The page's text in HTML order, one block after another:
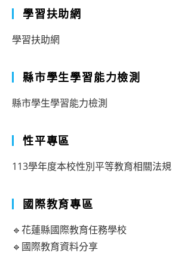
學習扶助網
學習扶助網
縣市學生學習能力檢測
縣市學生學習能力檢測
性平專區
113學年度本校性別平等教育相關法規
國際教育專區
🔹花蓮縣國際教育任務學校
🔹國際教育資料分享